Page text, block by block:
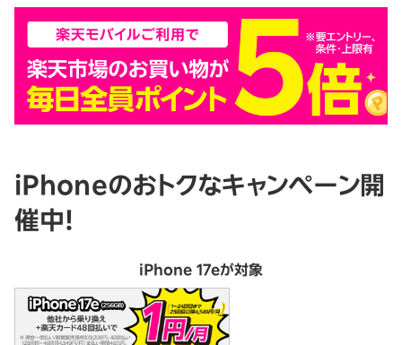
iPhoneのおトクなキャンペーン開
催中！
iPhone 17eが対象